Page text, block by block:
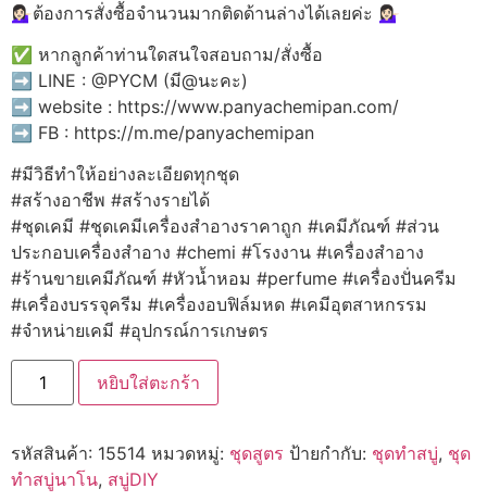
💁🏻‍♀️ต้องการสั่งซื้อจำนวนมากติดด้านล่างได้เลยค่ะ 💁🏻‍♀️
✅ หากลูกค้าท่านใดสนใจสอบถาม/สั่งซื้อ
➡️ LINE : @PYCM (มี@นะคะ)
➡️ website : https://www.panyachemipan.com/
➡️ FB : https://m.me/panyachemipan
#มีวิธีทำให้อย่างละเอียดทุกชุด
#สร้างอาชีพ #สร้างรายได้
#ชุดเคมี #ชุดเคมีเครื่องสำอางราคาถูก #เคมีภัณฑ์ #ส่วน
ประกอบเครื่องสำอาง #chemi #โรงงาน #เครื่องสำอาง
#ร้านขายเคมีภัณฑ์ #หัวน้ำหอม #perfume #เครื่องปั่นครีม
#เครื่องบรรจุครีม #เครื่องอบฟิล์มหด #เคมีอุตสาหกรรม
#จำหน่ายเคมี #อุปกรณ์การเกษตร
จำนวน
15514
ชุด
อะ
มิ
โน
หยิบใส่ตะกร้า
รหัสสินค้า: 15514 หมวดหมู่: ชุดสูตร ป้ายกำกับ: ชุดทำสบู่, ชุด
ทำสบู่นาโน, สบู่DIY